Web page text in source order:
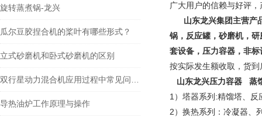
旋转蒸煮锅-龙兴
瓜尔豆胶捏合机的桨叶有哪些形式？
立式砂磨机和卧式砂磨机的区别
导热油炉工作原理与操作
广大用户的信赖与好评
山东龙兴集团主营产
锅，反应罐，砂磨机，
套设备，压力容器，非标
按实际发生额收取，货
山东龙兴压力容器 蒸
1）塔器系列:精馏塔、
2）换热系列：冷凝器、